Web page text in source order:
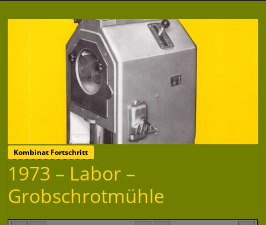
Kombinat Fortschritt
1973 – Labor –
Grobschrotmühle